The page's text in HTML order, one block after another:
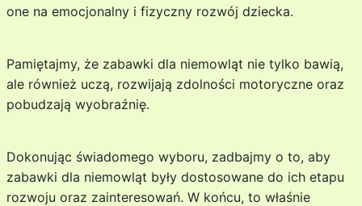
one na emocjonalny i fizyczny rozwój dziecka.
Pamiętajmy, że zabawki dla niemowląt nie tylko bawią,
ale również uczą, rozwijają zdolności motoryczne oraz
pobudzają wyobraźnię.
Dokonując świadomego wyboru, zadbajmy o to, aby
zabawki dla niemowląt były dostosowane do ich etapu
rozwoju oraz zainteresowań. W końcu, to właśnie